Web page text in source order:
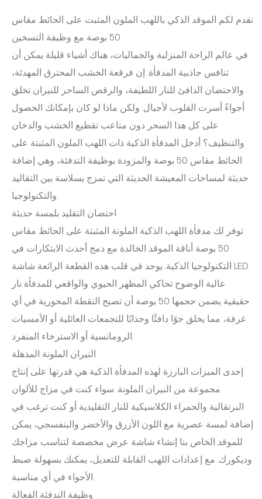
نقدم لكم الموقد الذكي باللهب الملون المثبت على الحائط مقاس
50 بوصة مع وظيفة التسخين
في عالم الراحة المنزلية والجماليات، هناك أشياء قليلة يمكن أن
تنافس جاذبية المدفأة. إن فرقعة الخشب المحترق المهدئة،
والاحتضان الدافئ للنار اللطيفة، والرقص الساحر للنيران تخلق
أجواءً أسرت القلوب لأجيال. ولكن ماذا لو كان بإمكانك الحصول
على كل هذا السحر دون متاعب تقطيع الخشب والدخان
والتنظيف؟ أدخل المدفأة الذكية ذات اللهب الملون المثبتة على
الحائط مقاس 50 بوصة والمزودة بوظيفة التدفئة، وهي إضافة
حديثة لمساحات المعيشة الحديثة التي تمزج بسلاسة بين التقاليد
والتكنولوجيا.
احتضان التقليد بلمسة حديثة
توفر لك مدفأة اللهب الذكية الملونة المثبتة على الحائط مقاس
50 بوصة أناقة الموقد الخالدة مع دمج أحدث الابتكارات في
التكنولوجيا الذكية. يوجد في قلب هذه القطعة الرائعة شاشة LED
عالية الوضوح تحاكي المظهر الحيوي والواقعي للمدفأة نار
حقيقية يضمن حجمها 50 بوصة أن تصبح النقطة المحورية في أي
غرفة، مما يخلق جوًا دافئًا وجذابًا للتجمعات العائلية أو الأمسيات
الرومانسية أو الاسترخاء المنفرد.
النيران الملونة المذهلة
إحدى الميزات البارزة لهذه المدفأة الذكية هي قدرتها على إنتاج
مجموعة من النيران الملونة. سواء كنت في مزاج للألوان
البرتقالية والحمراء الكلاسيكية للنار التقليدية أو كنت ترغب في
إضافة لمسة عصرية مع اللون الأزرق والأخضر والبنفسجي، يمكن
للموقد الخاص بنا إنشاء شاشة عرض مخصصة لتناسب مزاجك
وديكورك. مع إعدادات اللهب القابلة للتعديل، يمكنك بسهولة ضبط
الأجواء في أي مناسبة.
وظيفة التدفئة الفعالة